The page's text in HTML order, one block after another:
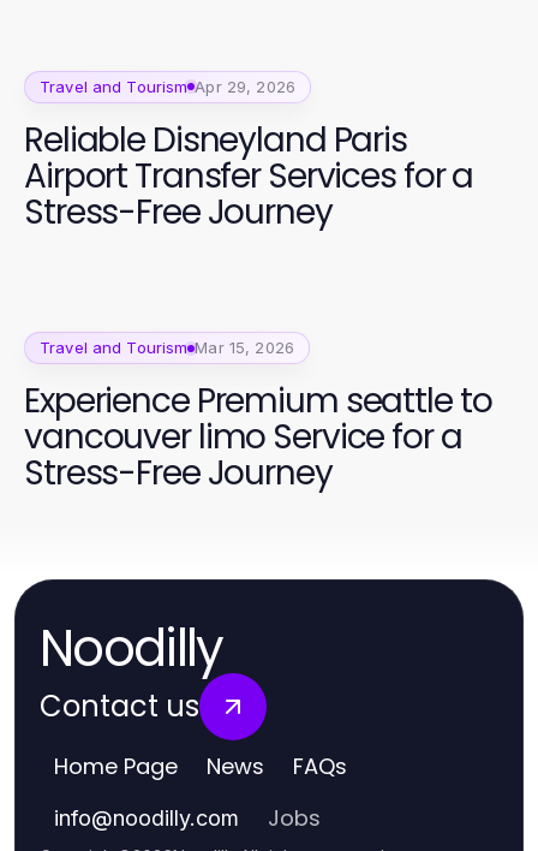
Travel and Tourism Apr 29, 2026
Reliable Disneyland Paris
Airport Transfer Services for a
Stress-Free Journey
Travel and Tourism Mar 15, 2026
Experience Premium seattle to
vancouver limo Service for a
Stress-Free Journey
Noodilly
Contact us
Home Page News FAQs
info@noodilly.com Jobs